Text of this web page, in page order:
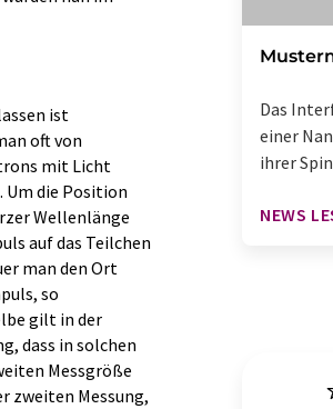
ist
oft von
mit Licht
Um die Position
Wellenlänge
auf das Teilchen
man den Ort
so
gilt in der
dass in solchen
Messgröße
zweiten Messung,
Das
einer
ihrer
NEWS